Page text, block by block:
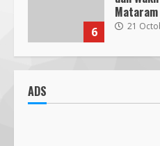
7
RSUD
30
Parkir
ADS